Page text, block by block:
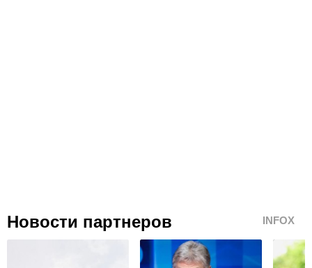
Новости партнеров INFOX